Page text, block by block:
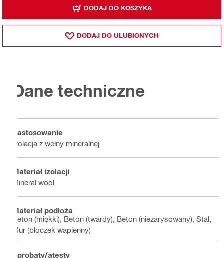
DODAJ DO KOSZYKA
DODAJ DO ULUBIONYCH
Dane techniczne
Zastosowanie
Izolacja z wełny mineralnej
Materiał izolacji
Mineral wool
Materiał podłoża
Beton (miękki), Beton (twardy), Beton (niezarysowany), Stal,
Mur (bloczek wapienny)
Aprobaty/atesty